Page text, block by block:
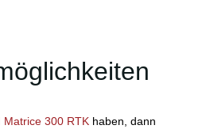
Matrice 300 RTK haben, dann